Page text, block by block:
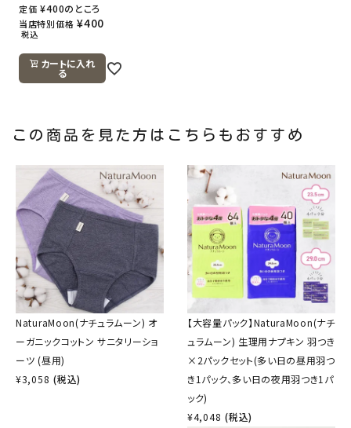
定価 ¥400のところ
当店特別価格 ¥400
税込
カートに入れ
る
この商品を見た方はこちらもおすすめ
NaturaMoon(ナチュラムーン) オ
ーガニックコットン サニタリーショ
ーツ (昼用)
¥3,058 (税込)
【大容量パック】NaturaMoon(ナチ
ュラムーン) 生理用ナプキン 羽つき
×2パックセット(多い日の昼用羽つ
き1パック、多い日の夜用羽つき1パ
ック)
¥4,048 (税込)